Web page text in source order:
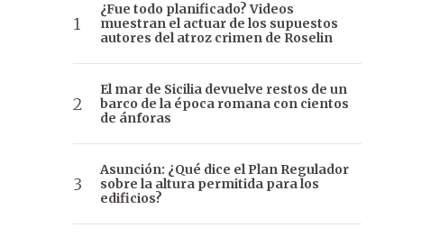
¿Fue todo planificado? Videos
muestran el actuar de los supuestos
autores del atroz crimen de Roselin
El mar de Sicilia devuelve restos de un
barco de la época romana con cientos
de ánforas
Asunción: ¿Qué dice el Plan Regulador
sobre la altura permitida para los
edificios?